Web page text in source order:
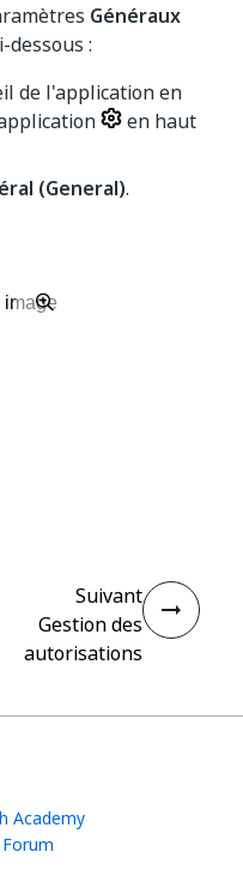
Généraux
dessous :
de l'application en
en haut
(General).
Suivant
Gestion des
autorisations
Academy